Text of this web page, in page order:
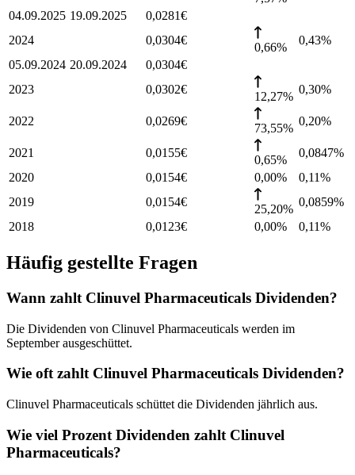
04.09.2025 19.09.2025 0,0281€
2024
0,0304€
0,66%
0,43%
05.09.2024 20.09.2024 0,0304€
2023
0,0302€
12,27%
0,30%
2022 0,0269€
73,55%
0,20%
2021 0,0155€
0,65%
0,0847%
2020
0,0154€ 0,00% 0,11%
2019
0,0154€
25,20%
0,0859%
2018
0,0123€ 0,00% 0,11%
Häufig gestellte Fragen
Wann zahlt Clinuvel Pharmaceuticals Dividenden?
Die Dividenden von Clinuvel Pharmaceuticals werden im
September ausgeschüttet.
Wie oft zahlt Clinuvel Pharmaceuticals Dividenden?
Clinuvel Pharmaceuticals schüttet die Dividenden jährlich aus.
Wie viel Prozent Dividenden zahlt Clinuvel
Pharmaceuticals?